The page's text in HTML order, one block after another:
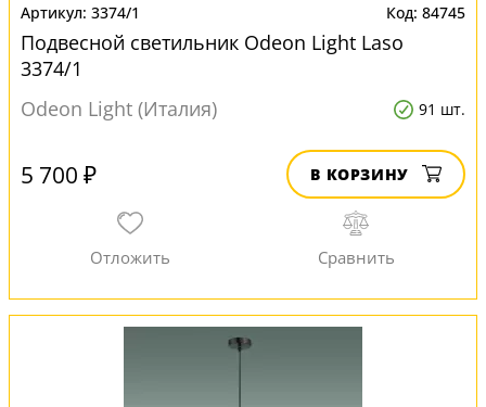
3374/1 84745
Подвесной светильник Odeon Light Laso
3374/1
Odeon Light (Италия)
91 шт.
5 700 ₽ В КОРЗИНУ